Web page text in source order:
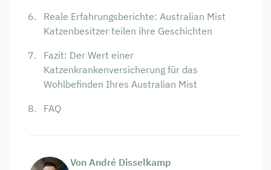
Reale Erfahrungsberichte: Australian Mist
Katzenbesitzer teilen ihre Geschichten
Fazit: Der Wert einer
Katzenkrankenversicherung für das
Wohlbefinden Ihres Australian Mist
FAQ
Von André Disselkamp